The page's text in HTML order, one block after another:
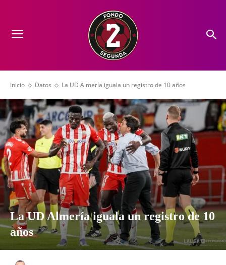
Inicio Datos La UD Almería iguala un registro de 10 años
La UD Almería iguala un registro de 10
años